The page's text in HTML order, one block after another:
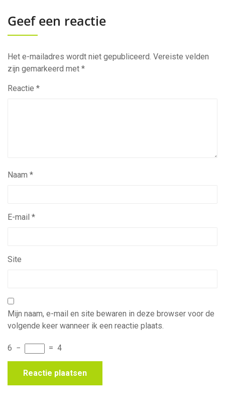
Geef een reactie
Het e-mailadres wordt niet gepubliceerd. Vereiste velden
zijn gemarkeerd met *
Reactie *
Naam *
E-mail *
Site
Mijn naam, e-mail en site bewaren in deze browser voor de
volgende keer wanneer ik een reactie plaats.
6 − = 4